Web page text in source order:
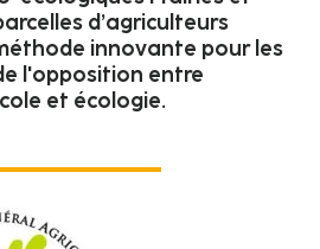
d’agriculteurs
innovante pour les
l'opposition entre
et écologie.